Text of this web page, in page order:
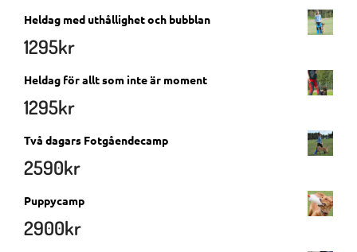
Heldag med uthållighet och bubblan
1295kr
Heldag för allt som inte är moment
1295kr
Två dagars Fotgåendecamp
2590kr
Puppycamp
2900kr